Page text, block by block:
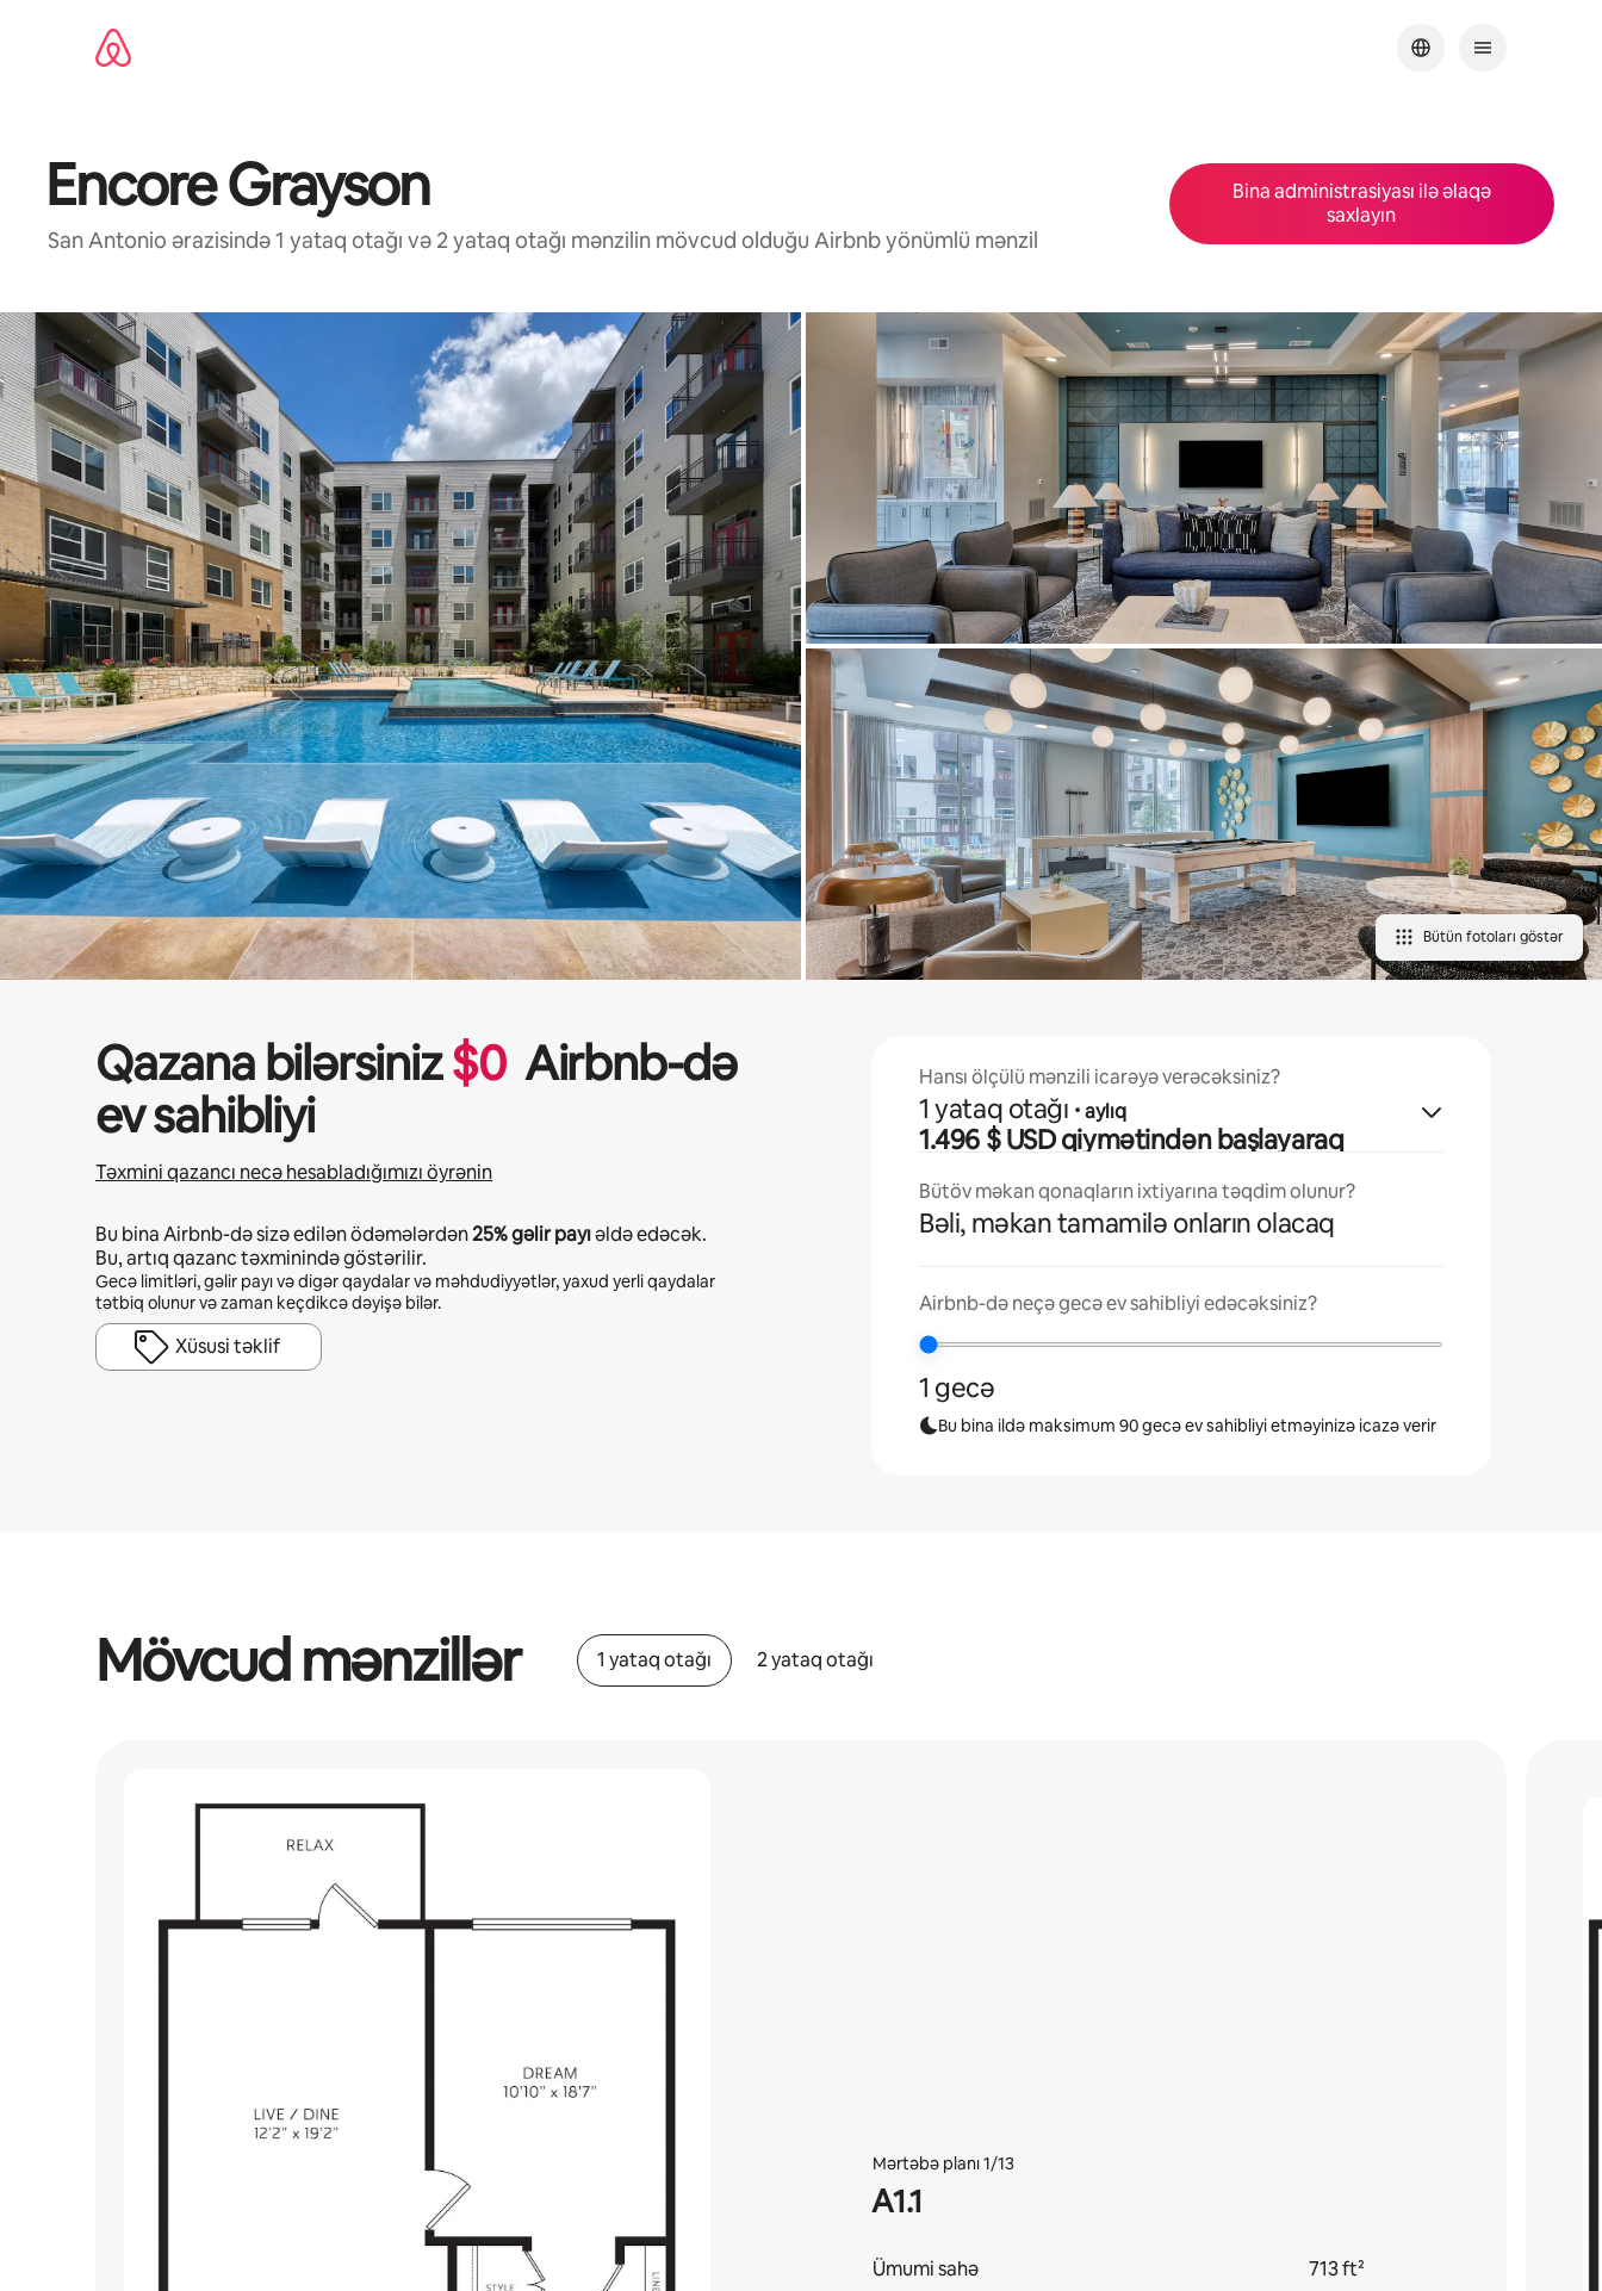
Encore Grayson
San Antonio ərazisində 1 yataq otağı və 2 yataq otağı mənzilin mövcud olduğu Airbnb yönümlü mənzil
Bina administrasiyası ilə əlaqə
saxlayın
Bütün fotoları göstər
Qazana bilərsiniz$0 Airbnb-də
ev sahibliyi
Təxmini qazancı necə hesabladığımızı öyrənin
Bu bina Airbnb-də sizə edilən ödəmələrdən25%gəlir payıəldə edəcək.
Bu, artıq qazanc təxminində göstərilir.
Gecə limitləri, gəlir payı və digər qaydalar və məhdudiyyətlər, yaxud yerli qaydalar
tətbiq olunur və zaman keçdikcə dəyişə bilər.
Xüsusi təklif
Hansı ölçülü mənzili icarəyə verəcəksiniz?
1 yataq otağı ·aylıq
1.496 $ USD qiymətindən başlayaraq
Bütöv məkan qonaqların ixtiyarına təqdim olunur?
Bəli, məkan tamamilə onların olacaq
Airbnb-də neçə gecə ev sahibliyi edəcəksiniz?
1 gecə
Bu bina ildə maksimum 90 gecə ev sahibliyi etməyinizə icazə verir
Mövcud mənzillər 1 yataq otağı 2 yataq otağı
Mərtəbə planı 1/13
A1.1
Ümumi sahə 713 ft²